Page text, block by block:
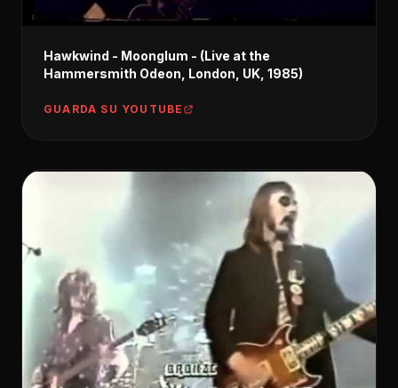
Hawkwind - Moonglum - (Live at the
Hammersmith Odeon, London, UK, 1985)
GUARDA SU YOUTUBE